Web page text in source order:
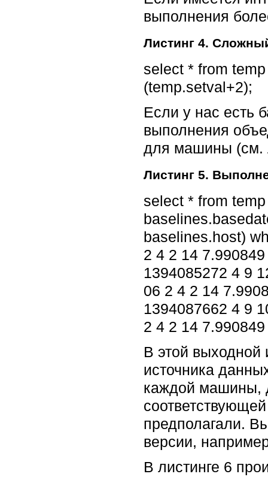
выполнения
Листинг 4.
select * from
(temp.setval+2);
Если у нас есть
выполнения
для машины (см.
Листинг 5.
select * from
baselines.host)
2 4 2 14
1394085272 4 9
06 2 4 2 14
1394087662 4 9
2 4 2 14 7.990849
В этой выходной
источника
каждой машины,
предполагали.
версии,
В листинге 6